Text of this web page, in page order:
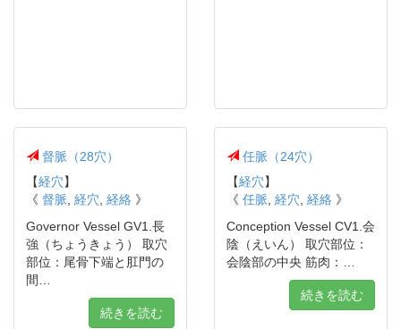
督脈（28穴）
【経穴】
《 督脈 経穴 経絡 》
Governor Vessel GV1.長
強（ちょうきょう） 取穴
部位：尾骨下端と肛門の
間…
続きを読む
任脈（24穴）
【経穴】
《 任脈 経穴 経絡 》
Conception Vessel CV1.会
陰（えいん） 取穴部位：
会陰部の中央 筋肉：…
続きを読む